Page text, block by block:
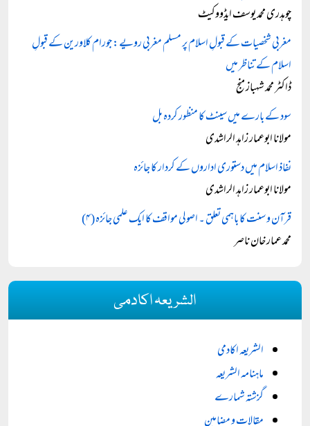
چوہدری محمد یوسف ایڈووکیٹ
مغربی شخصیات کے قبولِ اسلام پر مسلم مغربی رویے: جورام کلاورین کے قبولِ
اسلام کے تناظر میں
ڈاکٹر محمد شہباز منج
سود کے بارے میں سینٹ کا منظور کردہ بل
مولانا ابوعمار زاہد الراشدی
نفاذ اسلام میں دستوری اداروں کے کردار کا جائزہ
مولانا ابوعمار زاہد الراشدی
قرآن و سنت کا باہمی تعلق ۔ اصولی مواقف کا ایک علمی جائزہ (۴)
محمد عمار خان ناصر
الشریعہ اکادمی
الشریعہ اکادمی
ماہنامہ الشریعہ
گزشتہ شمارے